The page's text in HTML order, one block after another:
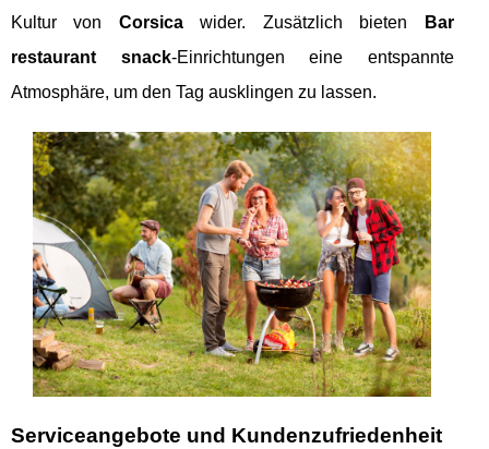
Kultur von Corsicawider. Zusätzlich bieten
Bar
restaurant snack-Einrichtungen eine entspannte
Atmosphäre, um den Tag ausklingen zu lassen.
Serviceangebote und Kundenzufriedenheit